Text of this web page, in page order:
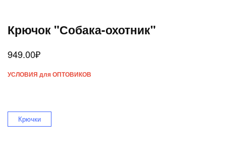
Крючок "Собака-охотник"
949.00₽
УСЛОВИЯ для ОПТОВИКОВ
Крючки